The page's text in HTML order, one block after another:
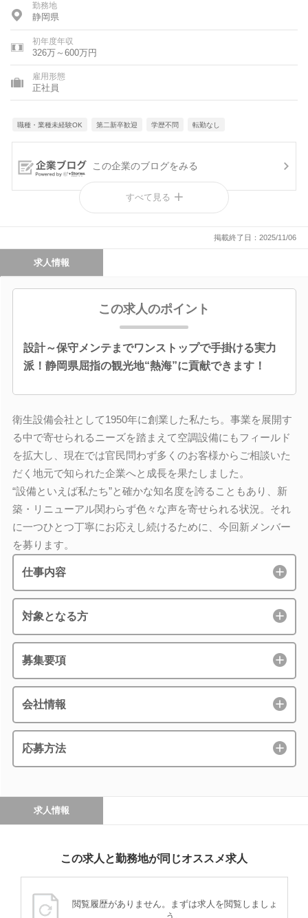
勤務地
静岡県
初年度年収
326万～600万円
雇用形態
正社員
職種・業種未経験OK 第二新卒歓迎 学歴不問 転勤なし
この企業のブログをみる
企業情報をもっと見てみよう！
すべて見る
掲載終了日：2025/11/06
求人情報
この求人のポイント
設計～保守メンテまでワンストップで手掛ける実力
派！静岡県屈指の観光地“熱海”に貢献できます！
衛生設備会社として1950年に創業した私たち。事業を展開す
る中で寄せられるニーズを踏まえて空調設備にもフィールド
を拡大し、現在では官民問わず多くのお客様からご相談いた
だく地元で知られた企業へと成長を果たしました。
“設備といえば私たち”と確かな知名度を誇ることもあり、新
築・リニューアル関わらず色々な声を寄せられる状況。それ
に一つひとつ丁寧にお応えし続けるために、今回新メンバー
を募ります。
仕事内容
対象となる方
募集要項
会社情報
応募方法
求人情報
この求人と勤務地が同じオススメ求人
閲覧履歴がありません。まずは求人を閲覧しましょ